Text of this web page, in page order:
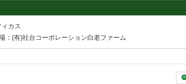
カス
：(有)社台コーポレーション白老ファーム